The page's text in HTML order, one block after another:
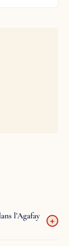
l'Agafay
+